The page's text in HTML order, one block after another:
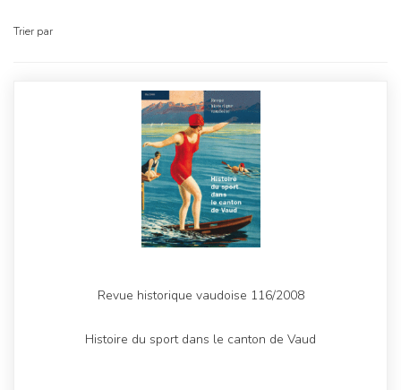
Trier par
Revue historique vaudoise 116/2008
Histoire du sport dans le canton de Vaud